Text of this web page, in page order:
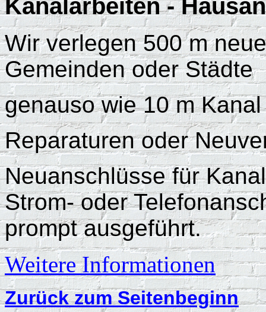
Kanalarbeiten -
Wir verlegen 500 m
Gemeinden oder Städte
genauso wie 10 m
Reparaturen oder
Neuanschlüsse für
Strom- oder
prompt ausgeführt.
Weitere Informationen
Zurück zum Seitenbeginn